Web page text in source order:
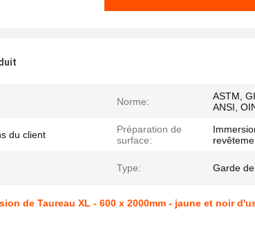
Norme:
ASTM,
ANSI,
du client
Préparation de
surface:
Type: Garde
de Taureau XL - 600 x 2000mm - jaune et noir